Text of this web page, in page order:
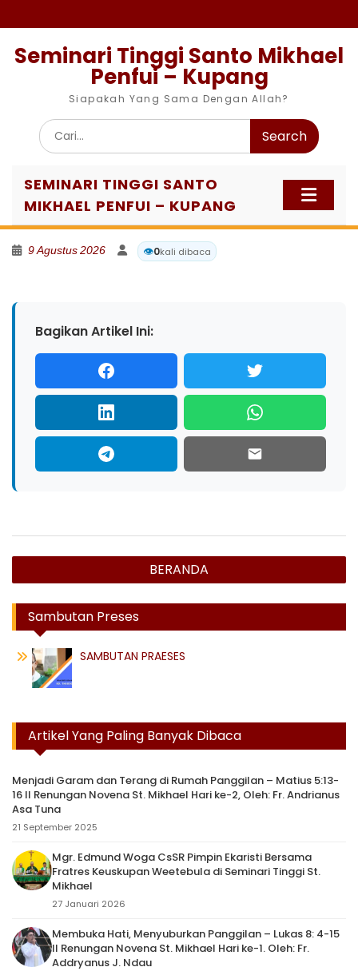
to
Seminari Tinggi Santo Mikhael
Penfui – Kupang
Siapakah Yang Sama Dengan Allah?
Search
for:
SEMINARI TINGGI SANTO
MIKHAEL PENFUI – KUPANG
9 Agustus 2026 👁️0kali dibaca
Bagikan Artikel Ini:
Navigasi
pos
BERANDA
Sambutan Preses
SAMBUTAN PRAESES
Artikel Yang Paling Banyak Dibaca
Menjadi Garam dan Terang di Rumah Panggilan – Matius 5:13-
16 II Renungan Novena St. Mikhael Hari ke-2, Oleh: Fr. Andrianus
Asa Tuna
21 September 2025
Mgr. Edmund Woga CsSR Pimpin Ekaristi Bersama
Fratres Keuskupan Weetebula di Seminari Tinggi St.
Mikhael
27 Januari 2026
Membuka Hati, Menyuburkan Panggilan – Lukas 8: 4-15
II Renungan Novena St. Mikhael Hari ke-1. Oleh: Fr.
Addryanus J. Ndau